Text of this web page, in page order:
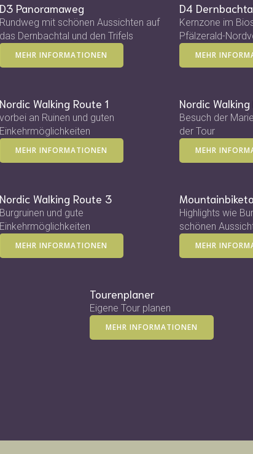
D3 Panoramaweg
Rundweg mit schönen Aussichten auf
das Dernbachtal und den Trifels
MEHR INFORMATIONEN
D4
Kernzone im
Pfälzerald-
MEHR
Nordic Walking Route 1
vorbei an Ruinen und guten
Einkehrmöglichkeiten
MEHR INFORMATIONEN
Nordic
Besuch der
der Tour
MEHR
Nordic Walking Route 3
Burgruinen und gute
Einkehrmöglichkeiten
MEHR INFORMATIONEN
Highlights wie
schönen
MEHR
Tourenplaner
Eigene Tour planen
MEHR INFORMATIONEN